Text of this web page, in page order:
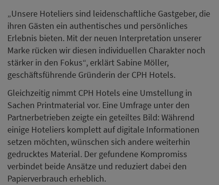
„Unsere Hoteliers sind leidenschaftliche Gastgeber, die
ihren Gästen ein authentisches und persönliches
Erlebnis bieten. Mit der neuen Interpretation unserer
Marke rücken wir diesen individuellen Charakter noch
stärker in den Fokus“, erklärt Sabine Möller,
geschäftsführende Gründerin der CPH Hotels.
Gleichzeitig nimmt CPH Hotels eine Umstellung in
Sachen Printmaterial vor. Eine Umfrage unter den
Partnerbetrieben zeigte ein geteiltes Bild: Während
einige Hoteliers komplett auf digitale Informationen
setzen möchten, wünschen sich andere weiterhin
gedrucktes Material. Der gefundene Kompromiss
verbindet beide Ansätze und reduziert dabei den
Papierverbrauch erheblich.